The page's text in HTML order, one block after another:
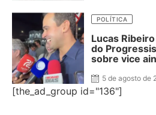
POLÍTICA
Lucas
do
sobre vice
5 de agosto de
[the_ad_group id="136"]